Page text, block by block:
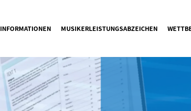
INFORMATIONEN MUSIKERLEISTUNGSABZEICHEN